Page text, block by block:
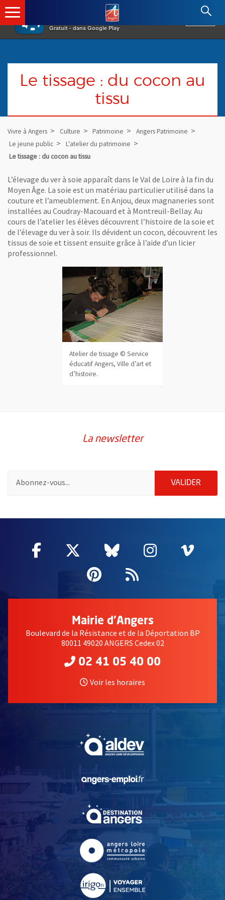
×
Gratuit - dans Google Play
Angers.fr : Retour à l'accueil
Le tissage : du cocon au
tissu
Vivre à Angers Culture Patrimoine
Angers Patrimoine
Le jeune public
L'atelier du patrimoine
Le tissage : du cocon au tissu
L’élevage du ver à soie apparaît dans le Val de Loire à la fin du
Moyen Âge. La soie est un matériau particulier utilisé dans la
couture et l’ameublement. En Anjou, deux magnaneries sont
installées au Coudray-Macouard et à Montreuil-Bellay. Au
cours de l’atelier les élèves découvrent l’histoire de la soie et
de l’élevage du ver à soir. Ils dévident un cocon, découvrent les
tissus de soie et tissent ensuite grâce à l’aide d’un licier
professionnel.
Atelier de tissage © Service
éducatif Angers, Ville d’art et
d’histoire.
La newsletter
VALIDER
Facebook
, Ouvre une nouvelle fenêtre
Twitter
, Ouvre une nouvelle
Bluesky
, Ouvre une
Instagram
, Ouvre
,
Pinterest
, Ouvre une
Flux RSS
Mairie d'Angers
Boulevard de la Résistance et de la Déportation BP
80011 49020 ANGERS Cedex 02
02 41 05 40 00
Voir les horaires
, Ouvre une nouvelle
, Ouvre une nouvelle